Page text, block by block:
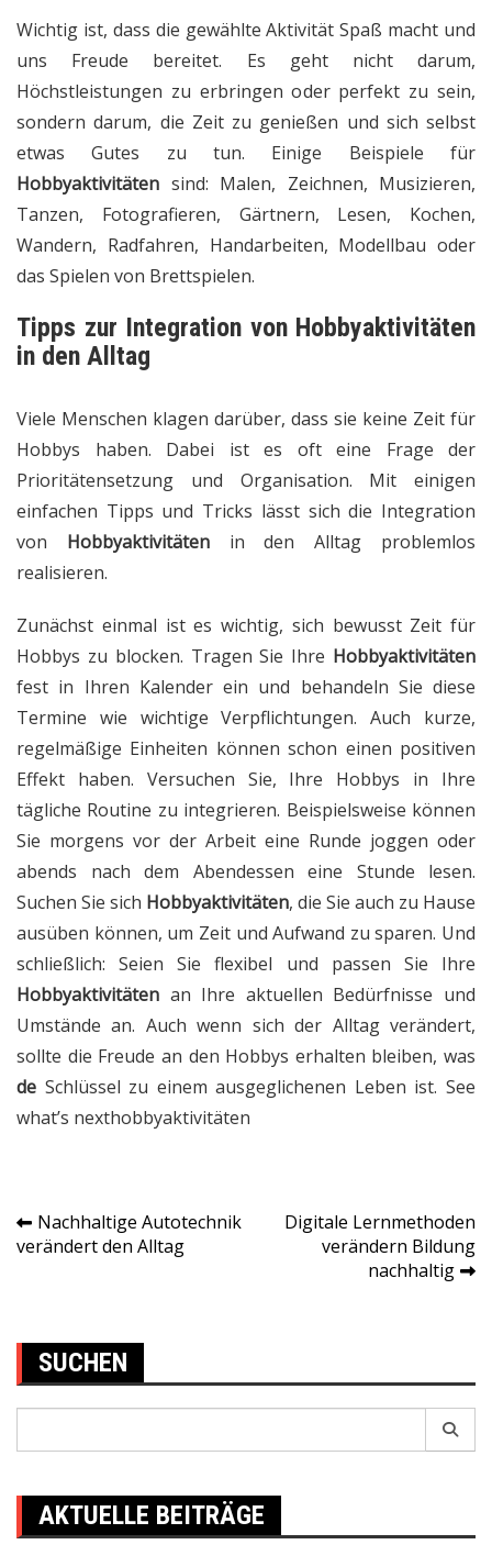
Wichtig ist, dass die gewählte Aktivität Spaß macht und
uns Freude bereitet. Es geht nicht darum,
Höchstleistungen zu erbringen oder perfekt zu sein,
sondern darum, die Zeit zu genießen und sich selbst
etwas Gutes zu tun. Einige Beispiele für
Hobbyaktivitäten sind: Malen, Zeichnen, Musizieren,
Tanzen, Fotografieren, Gärtnern, Lesen, Kochen,
Wandern, Radfahren, Handarbeiten, Modellbau oder
das Spielen von Brettspielen.
Tipps zur Integration von Hobbyaktivitäten
in den Alltag
Viele Menschen klagen darüber, dass sie keine Zeit für
Hobbys haben. Dabei ist es oft eine Frage der
Prioritätensetzung und Organisation. Mit einigen
einfachen Tipps und Tricks lässt sich die Integration
von Hobbyaktivitätenin den Alltag problemlos
realisieren.
Zunächst einmal ist es wichtig, sich bewusst Zeit für
Hobbys zu blocken. Tragen Sie Ihre Hobbyaktivitäten
fest in Ihren Kalender ein und behandeln Sie diese
Termine wie wichtige Verpflichtungen. Auch kurze,
regelmäßige Einheiten können schon einen positiven
Effekt haben. Versuchen Sie, Ihre Hobbys in Ihre
tägliche Routine zu integrieren. Beispielsweise können
Sie morgens vor der Arbeit eine Runde joggen oder
abends nach dem Abendessen eine Stunde lesen.
Suchen Sie sich Hobbyaktivitäten, die Sie auch zu Hause
ausüben können, um Zeit und Aufwand zu sparen. Und
schließlich: Seien Sie flexibel und passen Sie Ihre
Hobbyaktivitäten an Ihre aktuellen Bedürfnisse und
Umstände an. Auch wenn sich der Alltag verändert,
sollte die Freude an den Hobbys erhalten bleiben, was
de Schlüssel zu einem ausgeglichenen Leben ist. See
what’s nexthobbyaktivitäten
Post
Nachhaltige Autotechnik
verändert den Alltag
Digitale Lernmethoden
verändern Bildung
nachhaltig
SUCHEN
AKTUELLE BEITRÄGE